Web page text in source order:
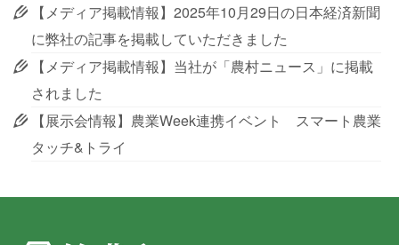
【メディア掲載情報】2025年10月29日の日本経済新聞
に弊社の記事を掲載していただきました
【メディア掲載情報】当社が「農村ニュース」に掲載
されました
【展示会情報】農業Week連携イベント スマート農業
タッチ&トライ